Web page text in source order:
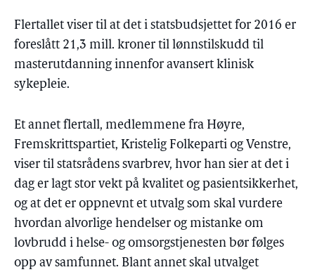
Flertallet viser til at det i statsbudsjettet for 2016 er
foreslått 21,3 mill. kroner til lønnstilskudd til
masterutdanning innenfor avansert klinisk
sykepleie.
Et annet flertall, medlemmene fra Høyre,
Fremskrittspartiet, Kristelig Folkeparti og Venstre,
viser til statsrådens svarbrev, hvor han sier at det i
dag er lagt stor vekt på kvalitet og pasientsikkerhet,
og at det er oppnevnt et utvalg som skal vurdere
hvordan alvorlige hendelser og mistanke om
lovbrudd i helse- og omsorgstjenesten bør følges
opp av samfunnet. Blant annet skal utvalget